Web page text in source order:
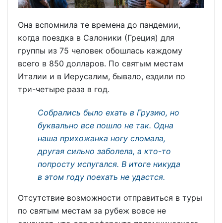
Она вспомнила те времена до пандемии,
когда поездка в Салоники (Греция) для
группы из 75 человек обошлась каждому
всего в 850 долларов. По святым местам
Италии и в Иерусалим, бывало, ездили по
три-четыре раза в год.
Собрались было ехать в Грузию, но
буквально все пошло не так. Одна
наша прихожанка ногу сломала,
другая сильно заболела, а кто-то
попросту испугался. В итоге никуда
в этом году поехать не удастся.
Отсутствие возможности отправиться в туры
по святым местам за рубеж вовсе не